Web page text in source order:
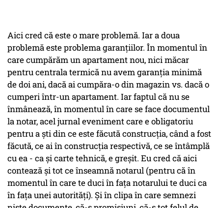
Aici cred că este o mare problemă. Iar a doua
problemă este problema garanțiilor. În momentul în
care cumpărăm un apartament nou, nici măcar
pentru centrala termică nu avem garanția minimă
de doi ani, dacă ai cumpăra-o din magazin vs. dacă o
cumperi într-un apartament. Iar faptul că nu se
înmânează, în momentul în care se face documentul
la notar, acel jurnal eveniment care e obligatoriu
pentru a ști din ce este făcută construcția, când a fost
făcută, ce ai în construcția respectivă, ce se întâmplă
cu ea - ca și carte tehnică, e greșit. Eu cred că aici
contează și tot ce înseamnă notarul (pentru că în
momentul în care te duci în fața notarului te duci ca
în fața unei autorități). Și în clipa în care semnezi